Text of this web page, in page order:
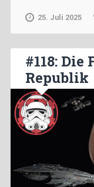
25. Juli 2025
#118: Die
Republik